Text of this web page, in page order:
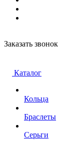
Заказать звонок
Каталог
Кольца
Браслеты
Серьги